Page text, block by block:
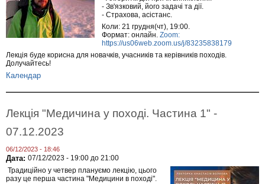
- Зв'язковий, його задачі та дії.
- Страхова, асістанс.
Коли: 21 грудня(чт), 19:00.
Формат: онлайн. Zoom:
https://us06web.zoom.us/j/83235838179
Лекція буде корисна для новачків, учасників та керівників походів.
Долучайтесь!
Календар
Лекція "Медичина у поході. Частина 1" -
07.12.2023
06/12/2023 - 18:46
Дата: 07/12/2023 - 19:00 до 21:00
Традиційно у четвер плануємо лекцію, цього
разу це перша частина "Медицини в поході".